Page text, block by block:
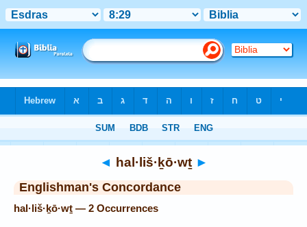
◄ hal·liš·ḵō·wṯ ►
Englishman's Concordance
hal·liš·ḵō·wṯ — 2 Occurrences